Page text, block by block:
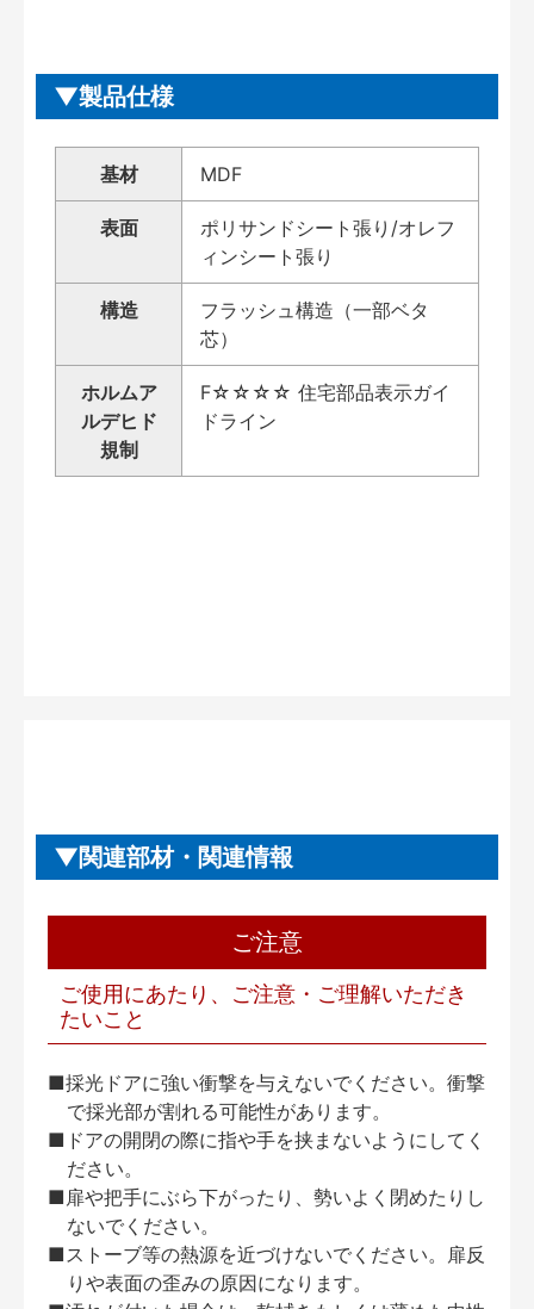
製品仕様
基材 MDF
表面
ポリサンドシート張り/オレフ
ィンシート張り
構造
フラッシュ構造（一部ベタ
芯）
ホルムア
ルデヒド
規制
F☆☆☆☆ 住宅部品表示ガイ
ドライン
関連部材・関連情報
ご注意
ご使用にあたり、ご注意・ご理解いただき
たいこと
■採光ドアに強い衝撃を与えないでください。衝撃
で採光部が割れる可能性があります。
■ドアの開閉の際に指や手を挟まないようにしてく
ださい。
■扉や把手にぶら下がったり、勢いよく閉めたりし
ないでください。
■ストーブ等の熱源を近づけないでください。扉反
りや表面の歪みの原因になります。